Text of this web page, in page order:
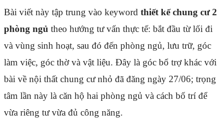
Bài viết này tập trung vào keyword thiết kế chung cư 2
phòng ngủ theo hướng tư vấn thực tế: bắt đầu từ lối đi
và vùng sinh hoạt, sau đó đến phòng ngủ, lưu trữ, góc
làm việc, góc thờ và vật liệu. Đây là góc bổ trợ khác với
bài về nội thất chung cư nhỏ đã đăng ngày 27/06; trọng
tâm lần này là căn hộ hai phòng ngủ và cách bố trí để
vừa riêng tư vừa đủ công năng.